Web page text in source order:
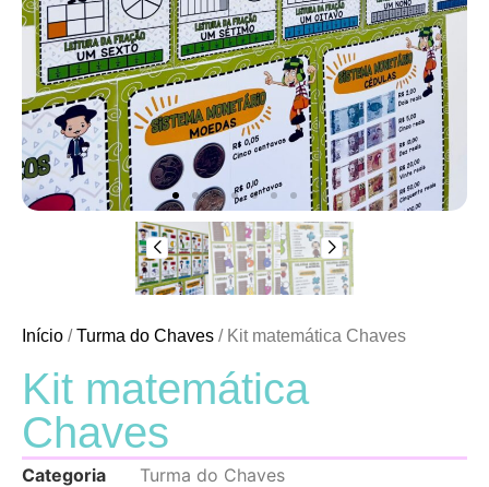
Início /Turma do Chaves / Kit matemática Chaves
Kit matemática
Chaves
Categoria Turma do Chaves